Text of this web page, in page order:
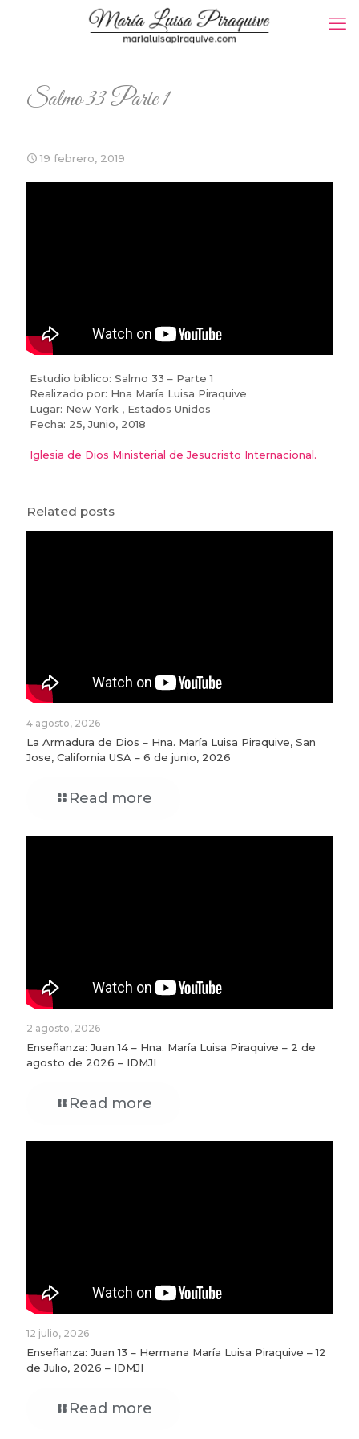
Salmo 33 Parte 1
19 febrero, 2019
Estudio bíblico: Salmo 33 – Parte 1
Realizado por: Hna María Luisa Piraquive
Lugar: New York , Estados Unidos
Fecha: 25, Junio, 2018
Iglesia de Dios Ministerial de Jesucristo Internacional.
Related posts
4 agosto, 2026
La Armadura de Dios – Hna. María Luisa Piraquive, San
Jose, California USA – 6 de junio, 2026
Read more
2 agosto, 2026
Enseñanza: Juan 14 – Hna. María Luisa Piraquive – 2 de
agosto de 2026 – IDMJI
Read more
12 julio, 2026
Enseñanza: Juan 13 – Hermana María Luisa Piraquive – 12
de Julio, 2026 – IDMJI
Read more